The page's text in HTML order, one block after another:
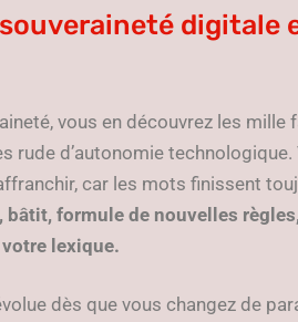
digitale
vous en découvrez les mille
rude d’autonomie
car les mots finissent
bâtit, formule de nouvelles
lexique.
dès que vous changez de